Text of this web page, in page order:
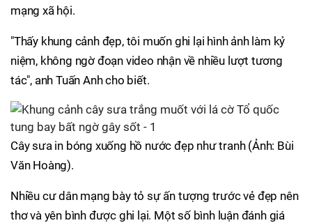
mạng xã hội.
"Thấy khung cảnh đẹp, tôi muốn ghi lại hình ảnh làm kỷ
niệm, không ngờ đoạn video nhận về nhiều lượt tương
tác", anh Tuấn Anh cho biết.
Cây sưa in bóng xuống hồ nước đẹp như tranh (Ảnh: Bùi
Văn Hoàng).
Nhiều cư dân mạng bày tỏ sự ấn tượng trước vẻ đẹp nên
thơ và yên bình được ghi lại. Một số bình luận đánh giá